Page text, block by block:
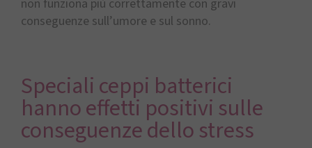
non funziona più correttamente con gravi
conseguenze sull’umore e sul sonno.
Speciali ceppi batterici
hanno effetti positivi sulle
conseguenze dello stress